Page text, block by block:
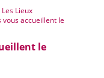
le
Les Lieux
vous accueillent le